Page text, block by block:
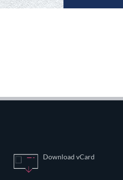
Download vCard